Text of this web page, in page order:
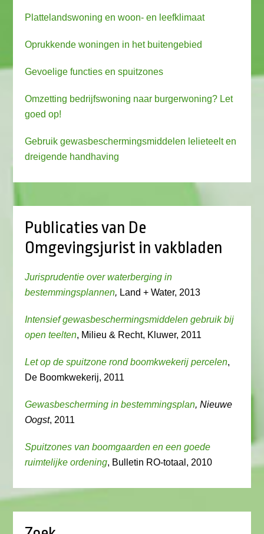
Plattelandswoning en woon- en leefklimaat
Oprukkende woningen in het buitengebied
Gevoelige functies en spuitzones
Omzetting bedrijfswoning naar burgerwoning? Let
goed op!
Gebruik gewasbeschermingsmiddelen lelieteelt en
dreigende handhaving
Publicaties van De
Omgevingsjurist in vakbladen
Jurisprudentie over waterberging in
bestemmingsplannen, Land + Water, 2013
Intensief gewasbeschermingsmiddelen gebruik bij
open teelten, Milieu & Recht, Kluwer, 2011
Let op de spuitzone rond boomkwekerij percelen,
De Boomkwekerij, 2011
Gewasbescherming in bestemmingsplan, Nieuwe
Oogst, 2011
Spuitzones van boomgaarden en een goede
ruimtelijke ordening, Bulletin RO-totaal, 2010